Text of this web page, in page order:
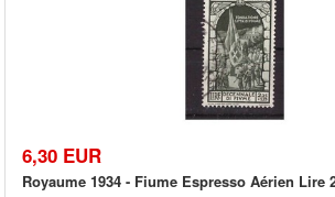
6,30 EUR
Royaume 1934 - Fiume Espresso Aérien Lire